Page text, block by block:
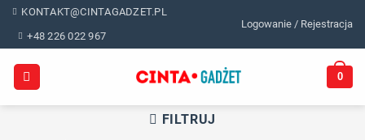
Skip
content
KONTAKT@CINTAGADZET.PL
+48 226 022 967
Logowanie / Rejestracja
0
FILTRUJ